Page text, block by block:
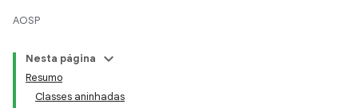
AOSP
Nesta página
Resumo
Classes aninhadas